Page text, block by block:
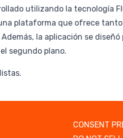
utilizando la tecnología
plataforma que ofrece
la aplicación se
segundo plano.
CONSENT